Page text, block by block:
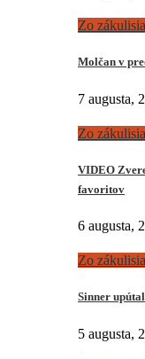
Zo zákulisia
Molčan v
7 augusta,
Zo zákulisia
VIDEO
favoritov
6 augusta,
Zo zákulisia
Sinner
5 augusta,